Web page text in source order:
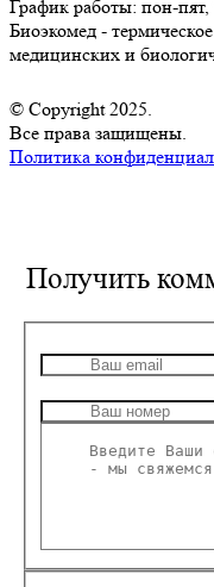
График работы: пон-пят,
Биоэкомед -
медицинских и
© Copyright 2025.
Все права защищены.
Политика
Получить